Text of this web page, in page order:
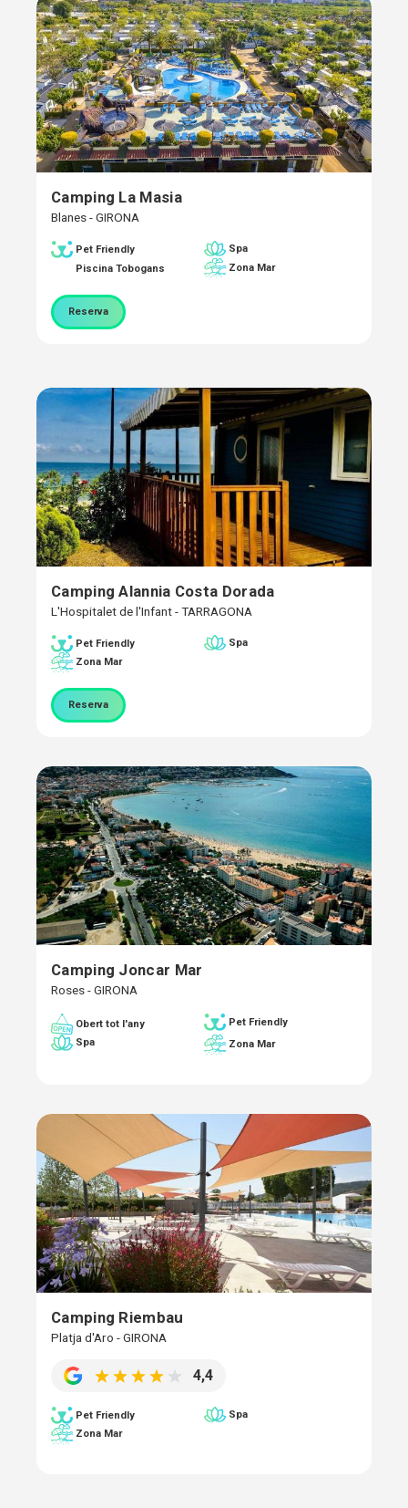
Camping La Masia
Blanes - GIRONA
Pet Friendly
Spa
Piscina Tobogans
Zona Mar
Reserva
Camping Alannia Costa Dorada
L'Hospitalet de l'Infant - TARRAGONA
Pet Friendly
Spa
Zona Mar
Reserva
Camping Joncar Mar
Roses - GIRONA
Obert tot l'any
Pet Friendly
Spa
Zona Mar
Camping Riembau
Platja d'Aro - GIRONA
4,4
Pet Friendly
Spa
Zona Mar